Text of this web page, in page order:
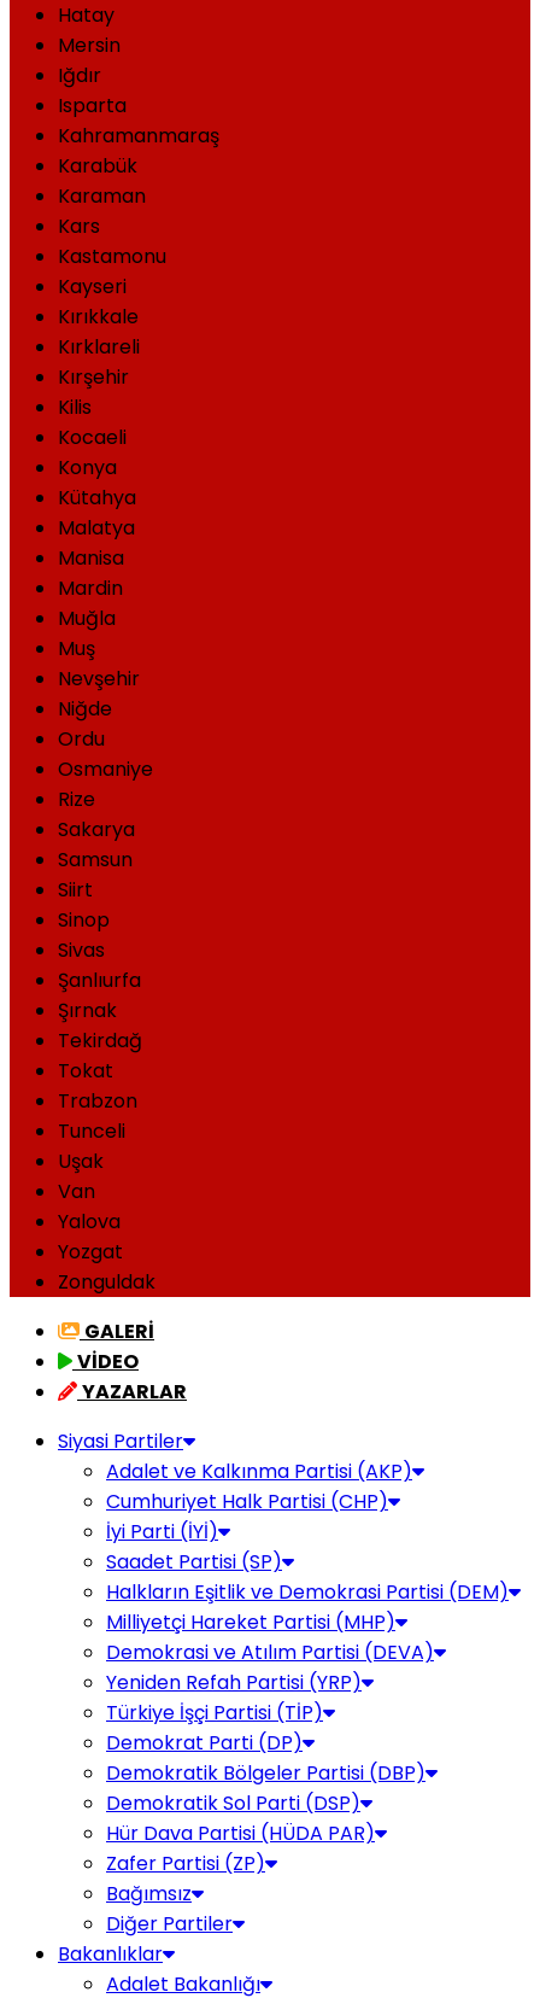
Hatay
Mersin
Iğdır
Isparta
Kahramanmaraş
Karabük
Karaman
Kars
Kastamonu
Kayseri
Kırıkkale
Kırklareli
Kırşehir
Kilis
Kocaeli
Konya
Kütahya
Malatya
Manisa
Mardin
Muğla
Muş
Nevşehir
Niğde
Ordu
Osmaniye
Rize
Sakarya
Samsun
Siirt
Sinop
Sivas
Şanlıurfa
Şırnak
Tekirdağ
Tokat
Trabzon
Tunceli
Uşak
Van
Yalova
Yozgat
Zonguldak
GALERİ
VİDEO
YAZARLAR
Siyasi Partiler
Adalet ve Kalkınma Partisi (AKP)
Cumhuriyet Halk Partisi (CHP)
İyi Parti (İYİ)
Saadet Partisi (SP)
Halkların Eşitlik ve Demokrasi Partisi (DEM)
Milliyetçi Hareket Partisi (MHP)
Demokrasi ve Atılım Partisi (DEVA)
Yeniden Refah Partisi (YRP)
Türkiye İşçi Partisi (TİP)
Demokrat Parti (DP)
Demokratik Bölgeler Partisi (DBP)
Demokratik Sol Parti (DSP)
Hür Dava Partisi (HÜDA PAR)
Zafer Partisi (ZP)
Bağımsız
Diğer Partiler
Bakanlıklar
Adalet Bakanlığı